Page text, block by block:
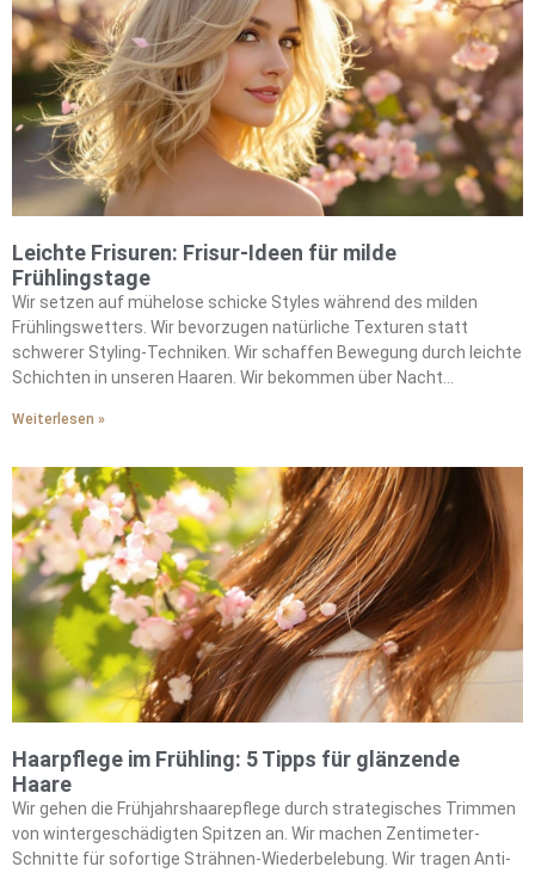
Leichte Frisuren: Frisur-Ideen für milde
Frühlingstage
Wir setzen auf mühelose schicke Styles während des milden
Frühlingswetters. Wir bevorzugen natürliche Texturen statt
schwerer Styling-Techniken. Wir schaffen Bewegung durch leichte
Schichten in unseren Haaren. Wir bekommen über Nacht
ersetzen die schweren Cremes des Winters durch luftige
anzukämpfen. Wir zaubern begehrte sonnengeküsste Looks mit
sanften Bronde-Highlights. Wir fügen Wärme durch satte
Schokoladentöne hinzu. Wir kombinieren entspannte Styles mit
Netzbaretts für Raffinesse. Wir integrieren Statement-Schals für
Pariser Eleganz. Wir brauchen minimalen Morgenaufwand bei
maximaler Wirkung.
Weiterlesen »
Haarpflege im Frühling: 5 Tipps für glänzende
Haare
Wir gehen die Frühjahrshaarepflege durch strategisches Trimmen
von wintergeschädigten Spitzen an. Wir machen Zentimeter-
Schnitte für sofortige Strähnen-Wiederbelebung. Wir tragen Anti-